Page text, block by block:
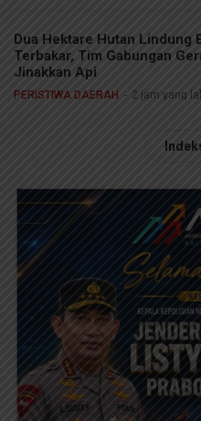
Dua Hektare Hutan Lindung
Terbakar, Tim Gabungan
Jinakkan Api
PERISTIWA DAERAH 2 jam yang